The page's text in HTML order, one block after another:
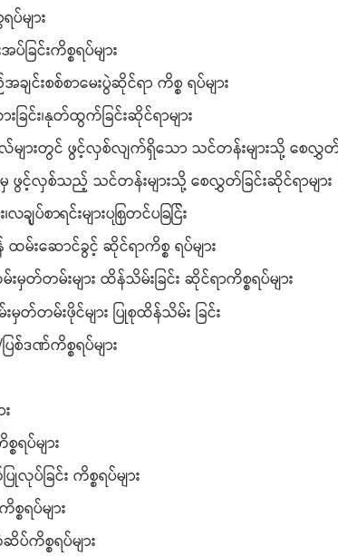
ပ်များ
ခြင်းကိစ္စရပ်များ
ျင်းစစ်စာမေးပွဲဆိုင်ရာ ကိစ္စ ရပ်များ
ခြင်း၊နုတ်ထွက်ခြင်းဆိုင်ရာများ
ျားတွင် ဖွင့်လှစ်လျက်ရှိသော သင်တန်းများသို့ စေလွှတ်ခ
မှ ဖွင့်လှစ်သည့် သင်တန်းများသို့ စေလွှတ်ခြင်းဆိုင်ရာများ
ပ်စာရင်းများပြုစုတင်ပြခြင်း
ထမ်းဆောင်ခွင့် ဆိုင်ရာကိစ္စ ရပ်များ
းမှတ်တမ်းများ ထိန်သိမ်းခြင်း ဆိုင်ရာကိစ္စရပ်များ
မှတ်တမ်းဖိုင်များ ပြုစုထိန်သိမ်း ခြင်း
စ်ဒဏ်ကိစ္စရပ်များ
ရပ်များ
ပ်ခြင်း ကိစ္စရပ်များ
ပ်များ
စ္စရပ်များ